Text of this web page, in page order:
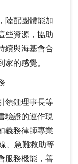
陸配團體能加
些資源，協助
續與海基會合
的感覺。
領鍾理事長等
驗證的運作現
義務律師專業
、急難救助等
服務機能，善